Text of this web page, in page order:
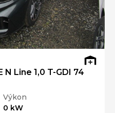
N Line 1,0 T-GDI 74
Výkon
0 kW